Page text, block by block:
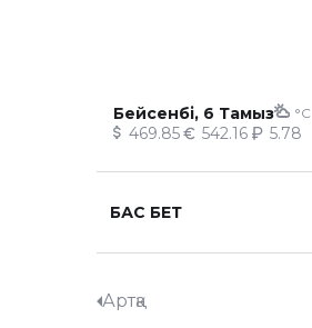
Бейсенбі, 6 Тамыз °C
469.85 542.16 5.78
БАС БЕТ
Артқа